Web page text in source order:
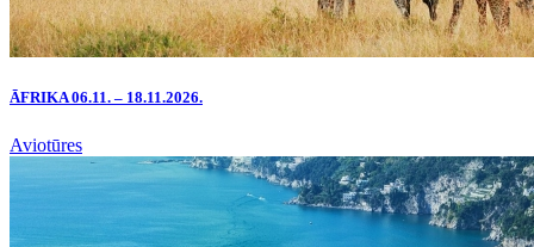
ĀFRIKA 06.11. – 18.11.2026.
Aviotūres